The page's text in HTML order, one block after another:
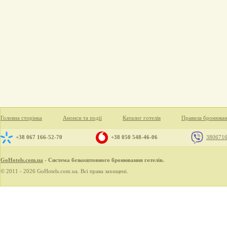
Головна сторінка Анонси та події Каталог готелів Правила
+38 067 166-52-70 +38 050 548-46-06
GoHotels.com.ua - Система безкоштовного бронювання готелів.
© 2011 - 2026 GoHotels.com.ua. Всі права захищені.